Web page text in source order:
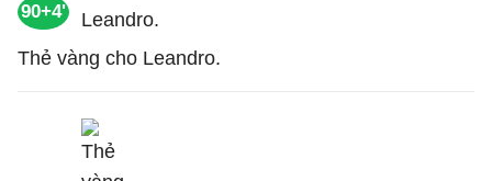
90+4'
Thẻ vàng cho Leandro.